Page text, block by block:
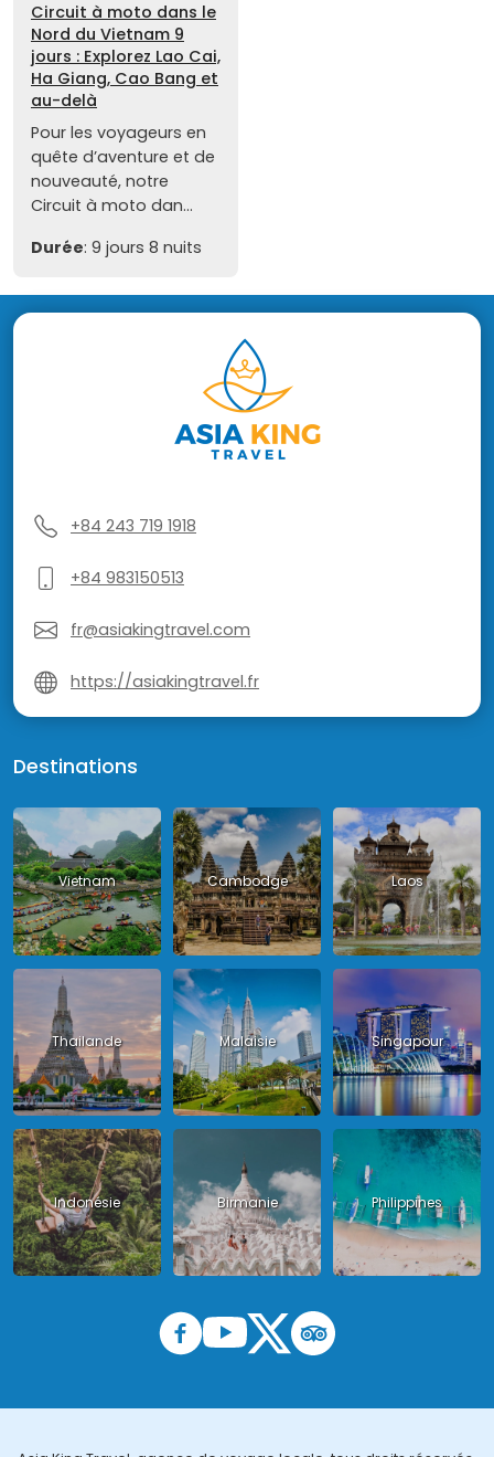
Circuit à moto dans le
Nord du Vietnam 9
jours : Explorez Lao Cai,
Ha Giang, Cao Bang et
au-delà
Pour les voyageurs en
quête d’aventure et de
nouveauté, notre
Circuit à moto dan...
Durée: 9 jours 8 nuits
+84 243 719 1918
+84 983150513
fr@asiakingtravel.com
https://asiakingtravel.fr
Destinations
Vietnam Cambodge Laos
Thailande Malaisie Singapour
Indonésie Birmanie Philippines